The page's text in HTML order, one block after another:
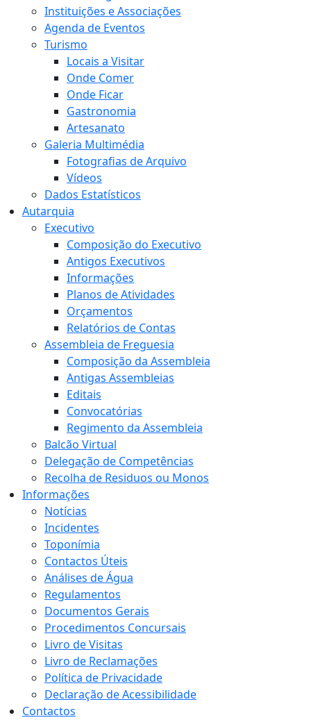
Instituições e Associações
Agenda de Eventos
Turismo
Locais a Visitar
Onde Comer
Onde Ficar
Gastronomia
Artesanato
Galeria Multimédia
Fotografias de Arquivo
Vídeos
Dados Estatísticos
Autarquia
Executivo
Composição do Executivo
Antigos Executivos
Informações
Planos de Atividades
Orçamentos
Relatórios de Contas
Assembleia de Freguesia
Composição da Assembleia
Antigas Assembleias
Editais
Convocatórias
Regimento da Assembleia
Balcão Virtual
Delegação de Competências
Recolha de Residuos ou Monos
Informações
Notícias
Incidentes
Toponímia
Contactos Úteis
Análises de Água
Regulamentos
Documentos Gerais
Procedimentos Concursais
Livro de Visitas
Livro de Reclamações
Política de Privacidade
Declaração de Acessibilidade
Contactos